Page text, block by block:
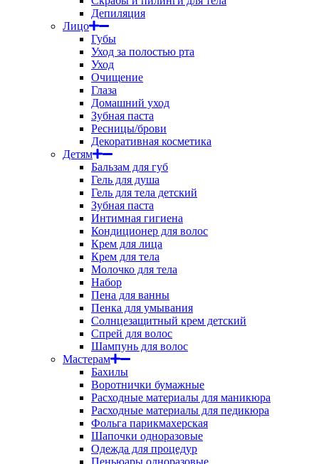
Депиляция
Лицо
Губы
Уход за полостью рта
Уход
Очищение
Глаза
Домашний уход
Зубная паста
Ресницы/брови
Декоративная косметика
Детям
Бальзам для губ
Гель для душа
Гель для тела детский
Зубная паста
Интимная гигиена
Кондиционер для волос
Крем для лица
Крем для тела
Молочко для тела
Набор
Пена для ванны
Пенка для умывания
Солнцезащитный крем детский
Спрей для волос
Шампунь для волос
Мастерам
Бахилы
Воротнички бумажные
Расходные материалы для маникюра
Расходные материалы для педикюра
Фольга парикмахерская
Шапочки одноразовые
Одежда для процедур
Пеньюары одноразовые